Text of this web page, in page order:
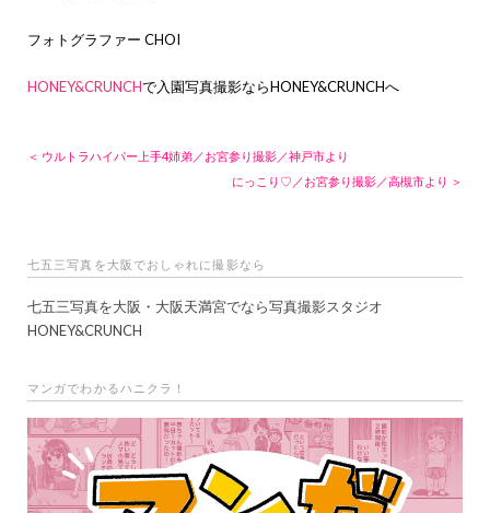
フォトグラファー CHOI
HONEY&CRUNCHで入園写真撮影ならHONEY&CRUNCHへ
＜ ウルトラハイパー上手4姉弟／お宮参り撮影／神戸市より
にっこり♡／お宮参り撮影／高槻市より ＞
七五三写真を大阪でおしゃれに撮影なら
七五三写真を大阪・大阪天満宮でなら写真撮影スタジオ
HONEY&CRUNCH
マンガでわかるハニクラ！